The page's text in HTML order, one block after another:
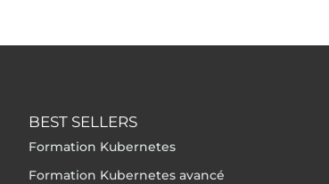
BEST SELLERS
Formation Kubernetes
Formation Kubernetes avancé